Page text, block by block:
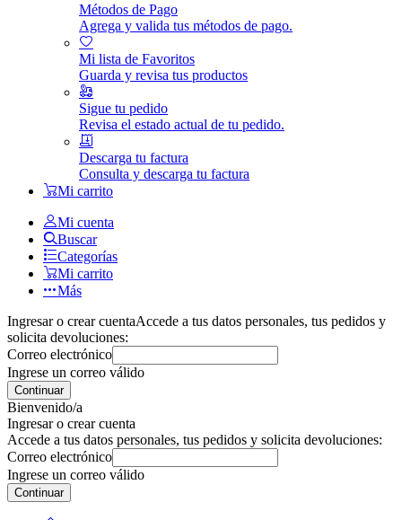
Métodos de Pago
Agrega y valida tus métodos de pago.
Mi lista de Favoritos
Guarda y revisa tus productos
Sigue tu pedido
Revisa el estado actual de tu pedido.
Descarga tu factura
Consulta y descarga tu factura
Mi carrito
Mi cuenta
Buscar
Categorías
Mi carrito
Más
Ingresar o crear cuentaAccede a tus datos personales, tus pedidos y
solicita devoluciones:
Correo electrónico
Ingrese un correo válido
Continuar
Bienvenido/a
Ingresar o crear cuenta
Accede a tus datos personales, tus pedidos y solicita devoluciones:
Correo electrónico
Ingrese un correo válido
Continuar